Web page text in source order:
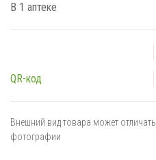
В 1 аптеке
QR-код
Внешний вид товара может
фотографии